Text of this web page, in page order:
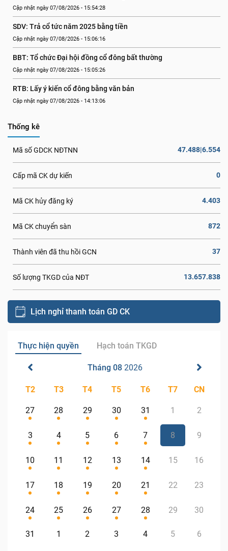
Cập nhật ngày 07/08/2026 - 15:54:28
SDV: Trả cổ tức năm 2025 bằng tiền
Cập nhật ngày 07/08/2026 - 15:06:16
BBT: Tổ chức Đại hội đồng cổ đông bất thường
Cập nhật ngày 07/08/2026 - 15:05:26
RTB: Lấy ý kiến cổ đông bằng văn bản
Cập nhật ngày 07/08/2026 - 14:13:06
Thống kê
Mã số GDCK NĐTNN 47.488|6.554
Cấp mã CK dự kiến 0
Mã CK hủy đăng ký 4.403
Mã CK chuyển sàn 872
Thành viên đã thu hồi GCN 37
Số lượng TKGD của NĐT 13.657.838
Lịch nghỉ thanh toán GD CK
Thực hiện quyền Hạch toán TKGD
Tháng 08 2026
T2 T3 T4 T5 T6 T7 CN
27 28 29 30 31 1 2
3 4 5 6 7 8 9
10 11 12 13 14 15 16
17 18 19 20 21 22 23
24 25 26 27 28 29 30
31 1 2 3 4 5 6